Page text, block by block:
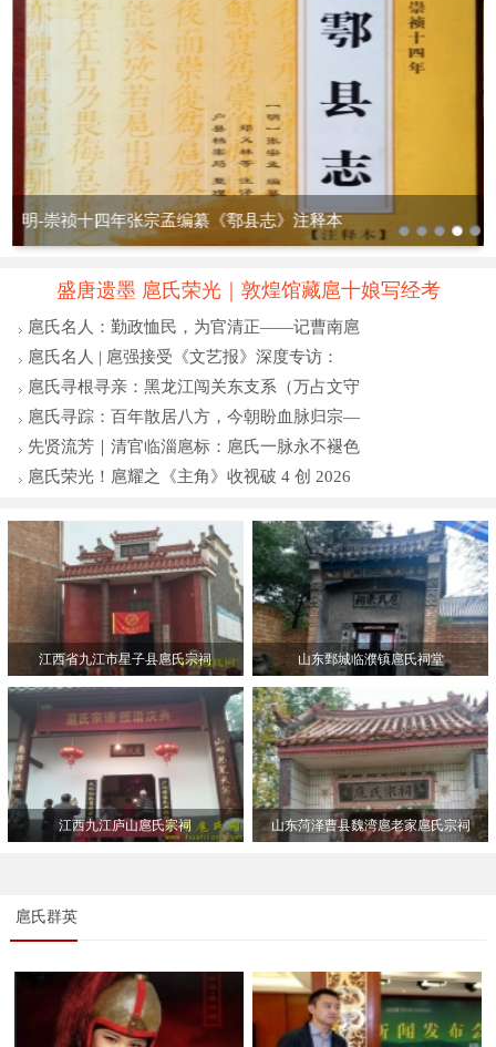
山东电视电视台《细说百家姓》之扈姓报道
盛唐遗墨 扈氏荣光｜敦煌馆藏扈十娘写经考
扈氏名人：勤政恤民，为官清正——记曹南扈
扈氏名人 | 扈强接受《文艺报》深度专访：
扈氏寻根寻亲：黑龙江闯关东支系（万占文守
扈氏寻踪：百年散居八方，今朝盼血脉归宗—
先贤流芳｜清官临淄扈标：扈氏一脉永不褪色
扈氏荣光！扈耀之《主角》收视破 4 创 2026
江西省九江市星子县扈氏宗祠 山东鄄城临濮镇扈氏祠堂
江西九江庐山扈氏宗祠 山东菏泽曹县魏湾扈老家扈氏宗祠
扈氏群英